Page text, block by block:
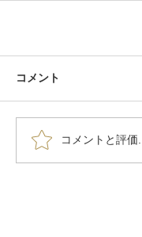
コメント
コメントと評価...